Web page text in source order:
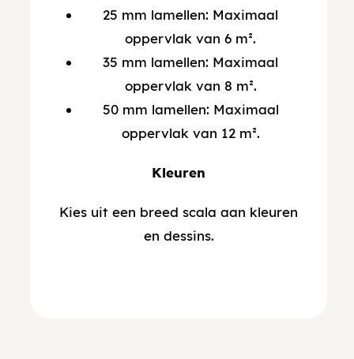
25 mm lamellen: Maximaal
oppervlak van 6 m².
35 mm lamellen: Maximaal
oppervlak van 8 m².
50 mm lamellen: Maximaal
oppervlak van 12 m².
Kleuren
Kies uit een breed scala aan kleuren
en dessins.